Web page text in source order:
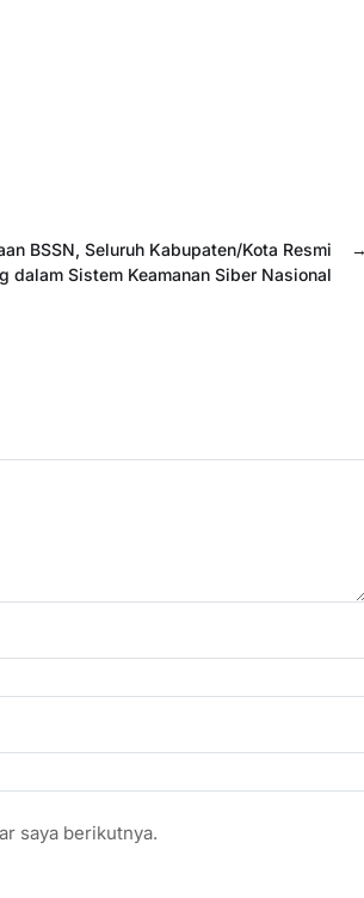
BSSN, Seluruh Kabupaten/Kota Resmi
dalam Sistem Keamanan Siber Nasional
saya berikutnya.